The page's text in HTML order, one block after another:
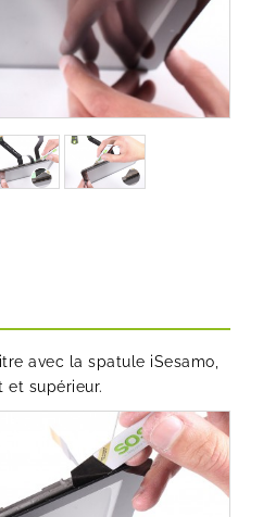
avec la spatule iSesamo,
supérieur.